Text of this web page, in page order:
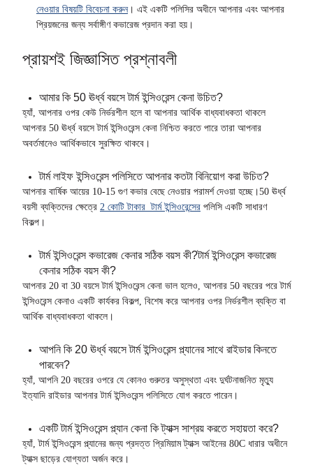
নেওয়ার বিষয়টি বিবেচনা করুন। এই একটি পলিসির অধীনে আপনার এবং আপনার
প্রিয়জনের জন্য সর্বাঙ্গীণ কভারেজ প্রদান করা হয়।
প্রায়শই জিজ্ঞাসিত প্রশ্নাবলী
আমার কি 50 ঊর্ধ্ব বয়সে টার্ম ইন্সিওরেন্স কেনা উচিত?
হ্যাঁ, আপনার ওপর কেউ নির্ভরশীল হলে বা আপনার আর্থিক বাধ্যবাধকতা থাকলে
আপনার 50 ঊর্ধ্ব বয়সে টার্ম ইন্সিওরেন্স কেনা নিশ্চিত করতে পারে তারা আপনার
অবর্তমানেও আর্থিকভাবে সুরক্ষিত থাকবে।
টার্ম লাইফ ইন্সিওরেন্স পলিসিতে আপনার কতটা বিনিয়োগ করা উচিত?
আপনার বার্ষিক আয়ের 10-15 গুণ কভার বেছে নেওয়ার পরামর্শ দেওয়া হচ্ছে।50 ঊর্ধ্ব
বয়সী ব্যক্তিদের ক্ষেত্রে 2 কোটি টাকার টার্ম ইন্সিওরেন্সের পলিসি একটি সাধারণ
বিকল্প।
টার্ম ইন্সিওরেন্স কভারেজ কেনার সঠিক বয়স কী?টার্ম ইন্সিওরেন্স কভারেজ
কেনার সঠিক বয়স কী?
আপনার 20 বা 30 বয়সে টার্ম ইন্সিওরেন্স কেনা ভাল হলেও, আপনার 50 বছরের পরে টার্ম
ইন্সিওরেন্স কেনাও একটি কার্যকর বিকল্প, বিশেষ করে আপনার ওপর নির্ভরশীল ব্যক্তি বা
আর্থিক বাধ্যবাধকতা থাকলে।
আপনি কি 20 ঊর্ধ্ব বয়সে টার্ম ইন্সিওরেন্স প্ল্যানের সাথে রাইডার কিনতে
পারবেন?
হ্যাঁ, আপনি 20 বছরের ওপরে যে কোনও গুরুতর অসুস্থতা এবং দুর্ঘটনাজনিত মৃত্যু
ইত্যাদি রাইডার আপনার টার্ম ইন্সিওরেন্স পলিসিতে যোগ করতে পারেন।
একটি টার্ম ইন্সিওরেন্স প্ল্যান কেনা কি ট্যাক্স সাশ্রয় করতে সহায়তা করে?
হ্যাঁ, টার্ম ইন্সিওরেন্স প্ল্যানের জন্য প্রদত্ত প্রিমিয়াম ট্যাক্স আইনের 80C ধারার অধীনে
ট্যাক্স ছাড়ের যোগ্যতা অর্জন করে।